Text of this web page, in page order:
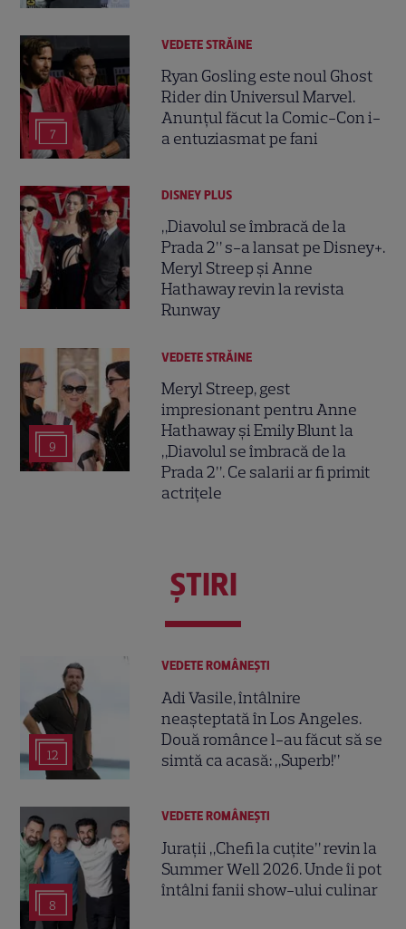
7
VEDETE STRĂINE
Ryan Gosling este noul Ghost
Rider din Universul Marvel.
Anunțul făcut la Comic-Con i-
a entuziasmat pe fani
DISNEY PLUS
„Diavolul se îmbracă de la
Prada 2” s-a lansat pe Disney+.
Meryl Streep și Anne
Hathaway revin la revista
Runway
9
VEDETE STRĂINE
Meryl Streep, gest
impresionant pentru Anne
Hathaway și Emily Blunt la
„Diavolul se îmbracă de la
Prada 2”. Ce salarii ar fi primit
actrițele
ŞTIRI
12
VEDETE ROMÂNEŞTI
Adi Vasile, întâlnire
neașteptată în Los Angeles.
Două românce l-au făcut să se
simtă ca acasă: „Superb!”
8
VEDETE ROMÂNEŞTI
Jurații „Chefi la cuțite” revin la
Summer Well 2026. Unde îi pot
întâlni fanii show-ului culinar